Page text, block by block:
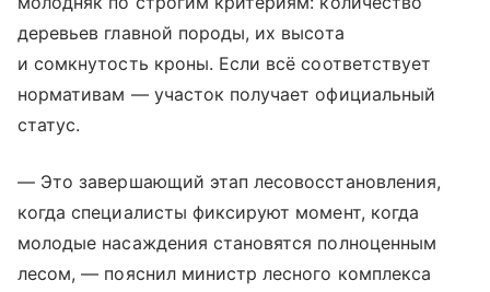
деревьев главной породы, их высота
и сомкнутость кроны. Если всё соответствует
нормативам — участок получает официальный
статус.
— Это завершающий этап лесовосстановления,
когда специалисты фиксируют момент, когда
молодые насаждения становятся полноценным
лесом, — пояснил министр лесного комплекса